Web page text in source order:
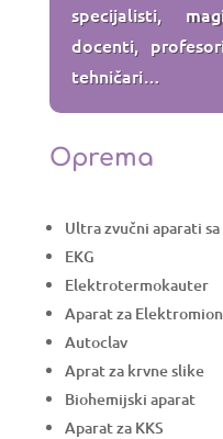
specijalisti,
docenti,
tehničari…
Oprema
Ultra zvučni aparati
EKG
Elektrotermokauter
Aparat za
Autoclav
Aprat za krvne slike
Biohemijski aparat
Aparat za KKS